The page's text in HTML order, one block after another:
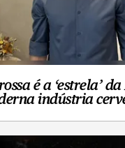
é a ‘estrela’
indústria